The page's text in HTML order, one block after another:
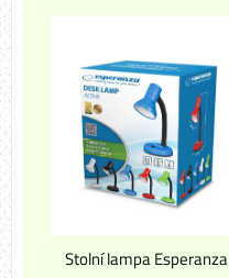
Stolní lampa Esperanza